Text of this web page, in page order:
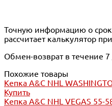
Точную информацию о
рассчитает калькулятор
Обмен-возврат в течение 7
Похожие товары
Кепка A&C NHL
Купить
Кепка A&C NHL VEGAS 55-